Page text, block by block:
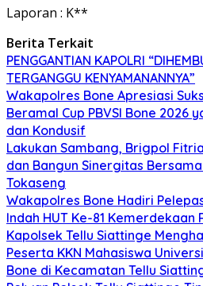
Laporan : K**
Berita Terkait
PENGGANTIAN KAPOLRI
TERGANGGU KENYAMANANNYA”
Wakapolres Bone Apresiasi
Beramal Cup PBVSI Bone 2026
dan Kondusif
Lakukan Sambang, Brigpol
dan Bangun Sinergitas
Tokaseng
Wakapolres Bone Hadiri
Indah HUT Ke-81 Kemerdekaan
Kapolsek Tellu Siattinge
Peserta KKN Mahasiswa
Bone di Kecamatan Tellu